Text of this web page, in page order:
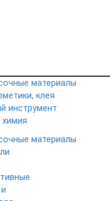
материалы
клея
инструмент
материалы